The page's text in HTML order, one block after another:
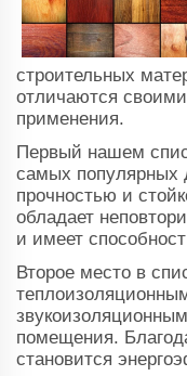
строительных
отличаются
применения.
Первый нашем
самых популярных
прочностью и
обладает
и имеет
Второе место в
помещения.
становится